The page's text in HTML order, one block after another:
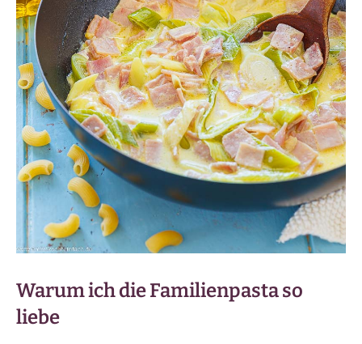
Warum ich die Familienpasta so
liebe